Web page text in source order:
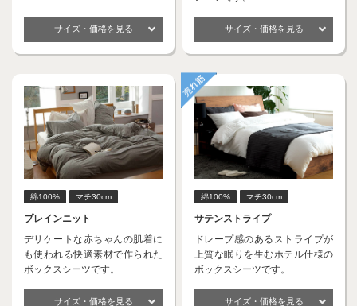
サイズ・価格を見る サイズ・価格を見る
綿100% マチ30cm
プレインニット
デリケートな赤ちゃんの肌着に
も使われる快適素材で作られた
ボックスシーツです。
サイズ・価格を見る
綿100% マチ30cm
サテンストライプ
ドレープ感のあるストライプが
上質な眠りを生むホテル仕様の
ボックスシーツです。
サイズ・価格を見る